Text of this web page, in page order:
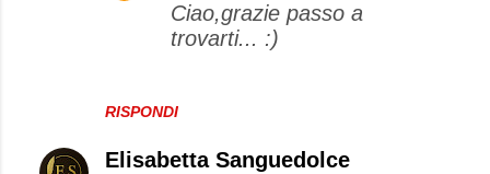
RISPONDI
Ciao,grazie passo a
trovarti... :)
Elisabetta Sanguedolce